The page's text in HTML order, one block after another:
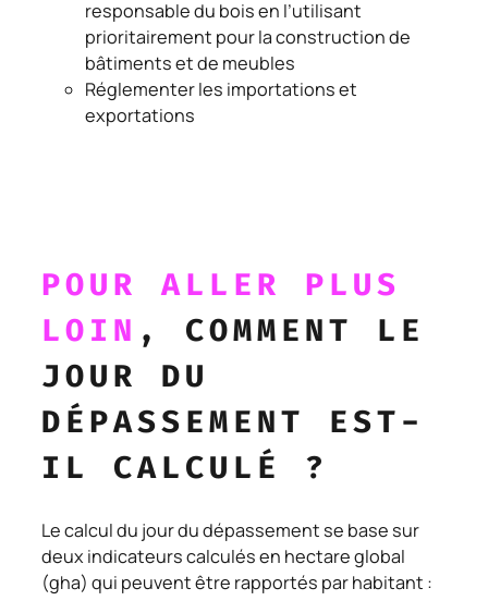
responsable du bois en l’utilisant
prioritairement pour la construction de
bâtiments et de meubles
Réglementer les importations et
exportations
POUR ALLER PLUS
LOIN , COMMENT LE
JOUR DU
DÉPASSEMENT EST-
IL CALCULÉ ?
Le calcul du jour du dépassement se base sur
deux indicateurs calculés en hectare global
(gha) qui peuvent être rapportés par habitant :